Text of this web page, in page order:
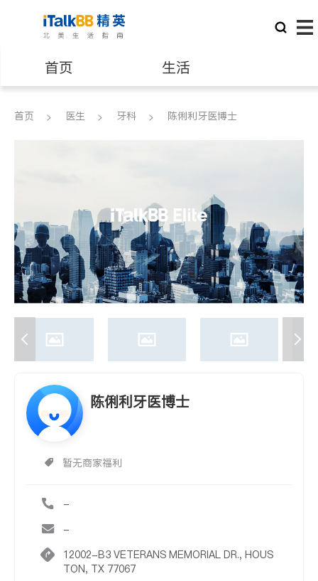
首页 生活
医生 律师
养老 非盈利组织
首页 医生 牙科 陈俐利牙医博士
陈俐利牙医博士
暂无商家福利
-
-
12002-B3 VETERANS MEMORIAL DR., HOUS
TON, TX 77067